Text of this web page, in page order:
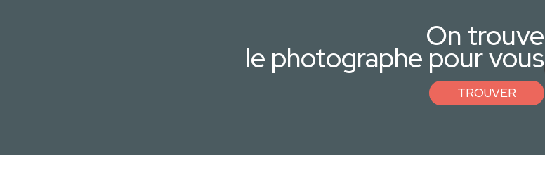
On trouve
le photographe pour vous
TROUVER